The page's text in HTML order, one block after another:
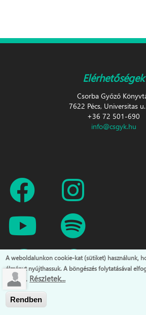
Elérhetőségek
Csorba Győző
7622 Pécs, Universitas
+36 72 501-690
info@csgyk.hu
A weboldalunkon cookie-kat (sütiket) használunk,
élményt nyújthassuk. A böngészés folytatásával
oldalon. Részletek...
Rendben